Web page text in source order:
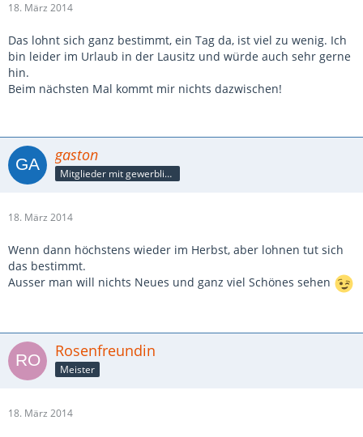
18. März 2014
Das lohnt sich ganz bestimmt, ein Tag da, ist viel zu wenig. Ich
bin leider im Urlaub in der Lausitz und würde auch sehr gerne
hin.
Beim nächsten Mal kommt mir nichts dazwischen!
gaston
Mitglieder mit gewerblicher Verbindung, auch als Mitarbeiter/in
18. März 2014
Wenn dann höchstens wieder im Herbst, aber lohnen tut sich
das bestimmt.
Ausser man will nichts Neues und ganz viel Schönes sehen
Rosenfreundin
Meister
18. März 2014